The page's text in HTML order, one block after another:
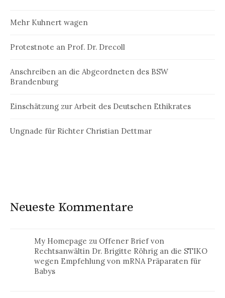
Mehr Kuhnert wagen
Protestnote an Prof. Dr. Drecoll
Anschreiben an die Abgeordneten des BSW
Brandenburg
Einschätzung zur Arbeit des Deutschen Ethikrates
Ungnade für Richter Christian Dettmar
Neueste Kommentare
My Homepage zu Offener Brief von
Rechtsanwältin Dr. Brigitte Röhrig an die STIKO
wegen Empfehlung von mRNA Präparaten für
Babys